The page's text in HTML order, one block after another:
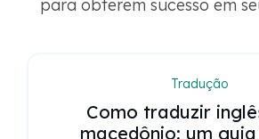
para obterem sucesso em
Tradução para o
Navegando pela
Certificada do USCIS: